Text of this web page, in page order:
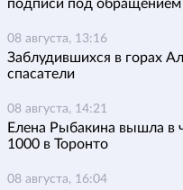
подписи под обращением
08 августа, 13:16
Заблудившихся в горах
спасатели
08 августа, 14:21
Елена Рыбакина вышла в
1000 в Торонто
08 августа, 16:04